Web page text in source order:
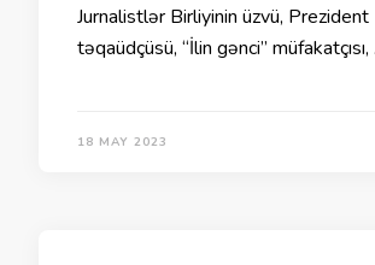
Jurnalistlər Birliyinin üzvü, Prezident
təqaüdçüsü, “İlin gənci”
18 MAY 2023